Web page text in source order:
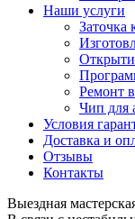
Наши услуги
Заточка
Ремонт
Чип для
Условия
Доставка и
Отзывы
Контакты
Выездная